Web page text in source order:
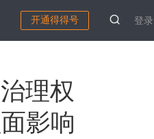
开通得得号 登录
理权
影响